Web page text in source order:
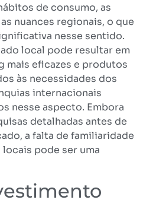
de consumo, as
nuances regionais, o que
nesse sentido.
local pode resultar em
mais eficazes e produtos
às necessidades dos
internacionais
nesse aspecto. Embora
detalhadas antes de
a falta de familiaridade
pode ser uma